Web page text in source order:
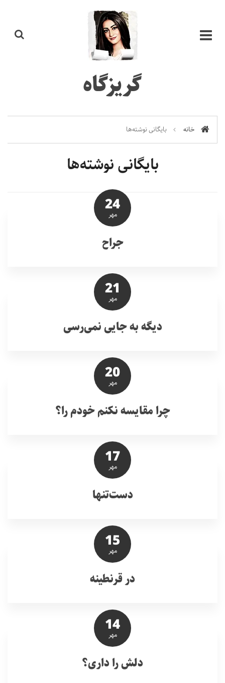
گریزگاه
خانه بایگانی نوشته‌ها
بایگانی نوشته‌ها
24
مهر
جراح
21
مهر
دیگه به جایی نمی‌رسی
20
مهر
چرا مقایسه نکنم خودم را؟
17
مهر
دست‌تنها
15
مهر
در قرنطینه
14
مهر
دلش را داری؟